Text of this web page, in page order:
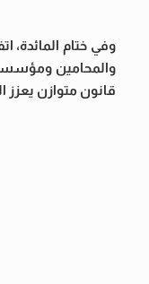
وفي ختام المائدة،
والمحامين
قانون متوازن يعزز